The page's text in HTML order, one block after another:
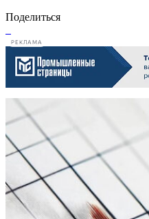
Поделиться
РЕКЛАМА